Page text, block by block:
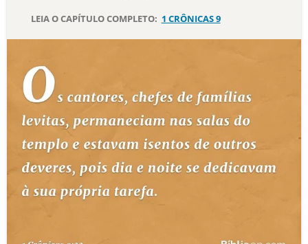
DEVOCIONAL DIÁRIO
ESTUDOS BÍBLICOS
ESBOÇOS DE PREGAÇÃO
TEMAS
PERGUNTE À BÍBLIA IA
LEIA O CAPÍTULO COMPLETO: 1 CRÔNICAS 9